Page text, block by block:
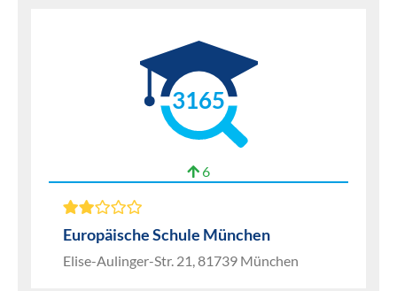
3165
6
Europäische Schule München
Elise-Aulinger-Str. 21, 81739 München